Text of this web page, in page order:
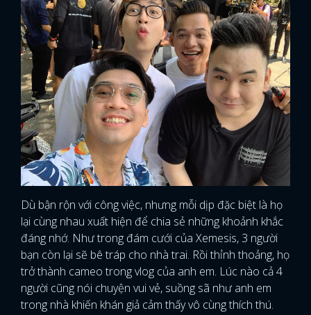
Dù bận rộn với công việc, nhưng mỗi dịp đặc biệt là họ
lại cùng nhau xuất hiện để chia sẻ những khoảnh khắc
đáng nhớ. Như trong đám cưới của Xemesis, 3 người
bạn còn lại sẽ bê tráp cho nhà trai. Rồi thỉnh thoảng, họ
trở thành cameo trong vlog của anh em. Lúc nào cả 4
người cũng nói chuyện vui vẻ, suồng sã như anh em
trong nhà khiến khán giả cảm thấy vô cùng thích thú.